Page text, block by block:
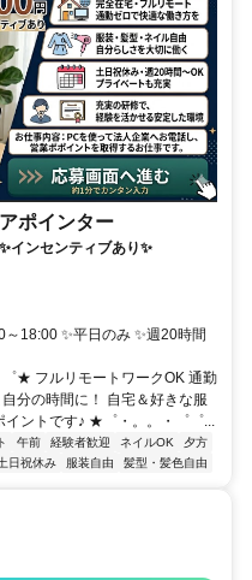
ポインター
インセンティブあり✨
18:00 ✨平日のみ ✨週20時間
★ フルリモートワークOK 通勤
分の時間に！ 自宅＆好きな服
イントです♪ ★゜・。。・゜゜...
午前 経験者歓迎 ネイルOK
夕方
日祝休み 服装自由 髪型・髪色自由